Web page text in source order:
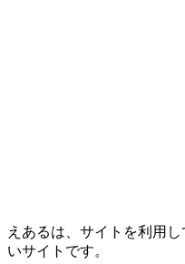
えあるは、サイトを利用
いサイトです。